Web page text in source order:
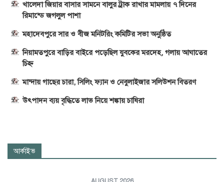
খালেদা জিয়ার বাসার সামনে বালুর ট্রাক রাখার মামলায় ৭ দিনের
রিমান্ডে জগলুল পাশা
মহাদেবপুরে সার ও বীজ মনিটরিং কমিটির সভা অনুষ্ঠিত
নিয়ামতপুরে বাড়ির বাইরে পড়েছিল যুবকের মরদেহ, গলায় আঘাতের
চিহ্ন
মান্দায় গাছের চারা, সিলিং ফ্যান ও নেবুলাইজার সলিউশন বিতরণ
উৎপাদন ব্যয় বৃদ্ধিতে লাভ নিয়ে শঙ্কায় চাষিরা
আর্কাইভ